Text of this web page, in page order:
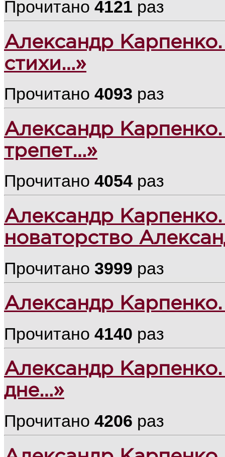
Прочитано 4121 раз
Александр
стихи…»
Прочитано 4093 раз
Александр
трепет…»
Прочитано 4054 раз
Александр
новаторство
Прочитано 3999 раз
Александр
Прочитано 4140 раз
Александр
дне…»
Прочитано 4206 раз